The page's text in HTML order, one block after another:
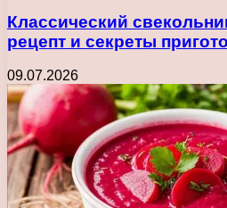
Классический
рецепт и секреты
09.07.2026